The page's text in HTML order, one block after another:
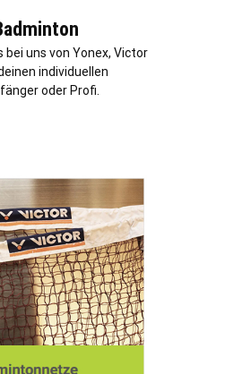
bei uns von Yonex, Victor
individuellen
oder Profi.